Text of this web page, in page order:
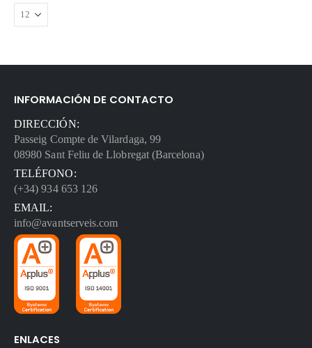
INFORMACIÓN DE CONTACTO
DIRECCIÓN:
Passeig Compte de Vilardaga, 99
08980 Sant Feliu de Llobregat (Barcelona)
TELÉFONO:
(+34) 934 653 126
EMAIL:
info@avantserveis.com
ENLACES